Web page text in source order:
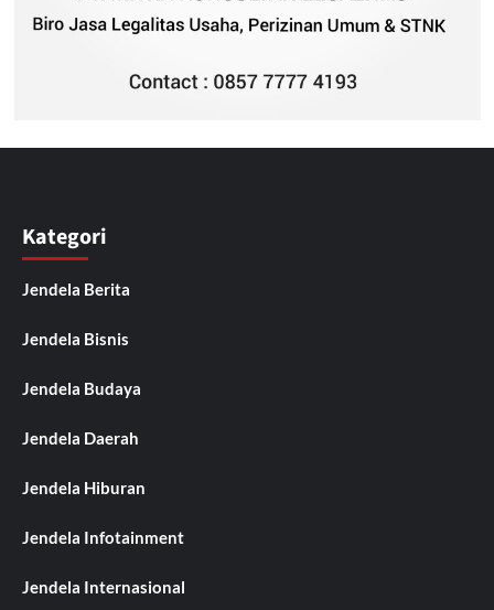
Kategori
Jendela Berita
Jendela Bisnis
Jendela Budaya
Jendela Daerah
Jendela Hiburan
Jendela Infotainment
Jendela Internasional